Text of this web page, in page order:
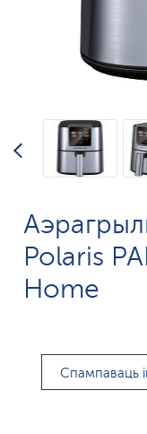
Polaris
Home
Спампаваць